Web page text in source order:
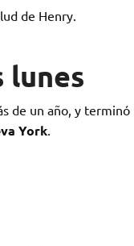
de Henry.
lunes
de un año, y terminó
York.